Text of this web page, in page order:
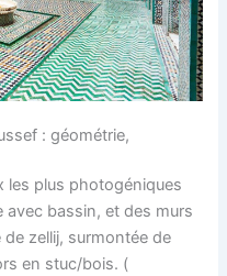
: géométrie,
les plus photogéniques
avec bassin, et des murs
zellij, surmontée de
en stuc/bois. (